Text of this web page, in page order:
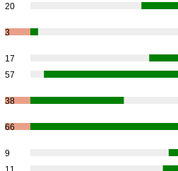
20
3
17
57
38
66
9